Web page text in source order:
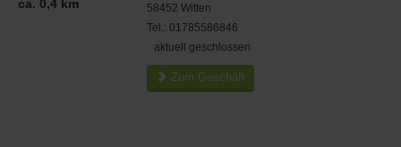
ca. 0,4 km 58452 Witten
Tel.: 01785586846
aktuell geschlossen
Zum Geschäft